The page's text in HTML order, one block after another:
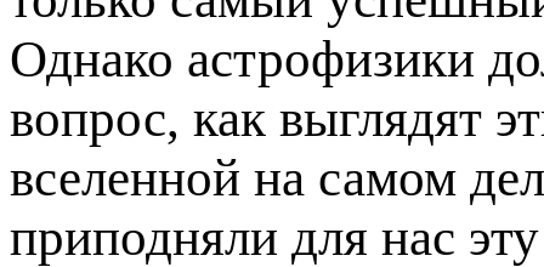
Однако астрофизики
вопрос, как выглядят
вселенной на самом
приподняли для нас эту